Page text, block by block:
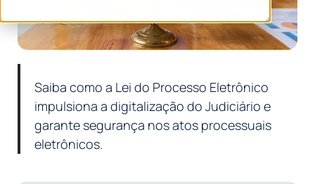
Saiba como a Lei do Processo Eletrônico
impulsiona a digitalização do Judiciário e
garante segurança nos atos processuais
eletrônicos.